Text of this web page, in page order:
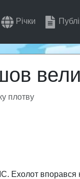
Річки
плотву
Ехолот